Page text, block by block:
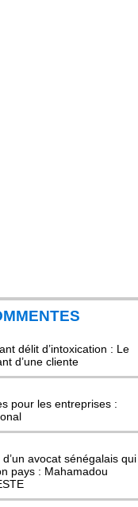
délit d’intoxication : Le
d’une cliente
pour les entreprises :
d’un avocat sénégalais qui
pays : Mahamadou